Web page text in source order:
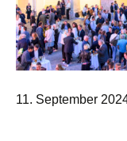
11. September